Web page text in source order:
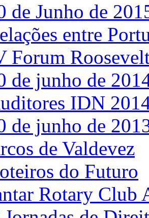
de Junho de
entre
Forum
de junho de
IDN
de junho de
de Valdevez
do Futuro
Rotary Club